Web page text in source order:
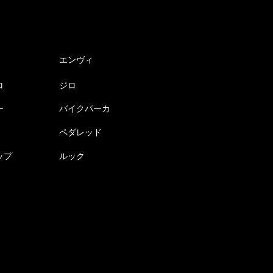
エンヴィ
ジロ
バイクパーカ
ペダレッド
プ ルック